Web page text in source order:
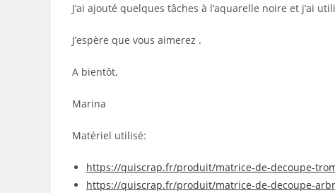
J’ai ajouté quelques tâches à l’aquarelle noire et j’ai
J’espère que vous aimerez .
A bientôt,
Marina
Matériel utilisé:
https://quiscrap.fr/produit/matrice-de-decoupe-
https://quiscrap.fr/produit/matrice-de-decoupe-